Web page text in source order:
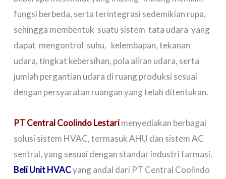
fungsi berbeda, serta terintegrasi sedemikian rupa,
sehingga membentuk suatu sistem tata udara yang
dapat mengontrol suhu, kelembapan, tekanan
udara, tingkat kebersihan, pola aliran udara, serta
jumlah pergantian udara di ruang produksi sesuai
dengan persyaratan ruangan yang telah ditentukan.
PT Central Coolindo Lestarimenyediakan berbagai
solusi sistem HVAC, termasuk AHU dan sistem AC
sentral, yang sesuai dengan standar industri farmasi.
Beli Unit HVACyang andal dari PT Central Coolindo